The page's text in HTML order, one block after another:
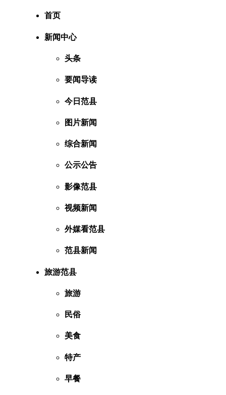
首页
新闻中心
头条
要闻导读
今日范县
图片新闻
综合新闻
公示公告
影像范县
视频新闻
外媒看范县
范县新闻
旅游范县
旅游
民俗
美食
特产
早餐